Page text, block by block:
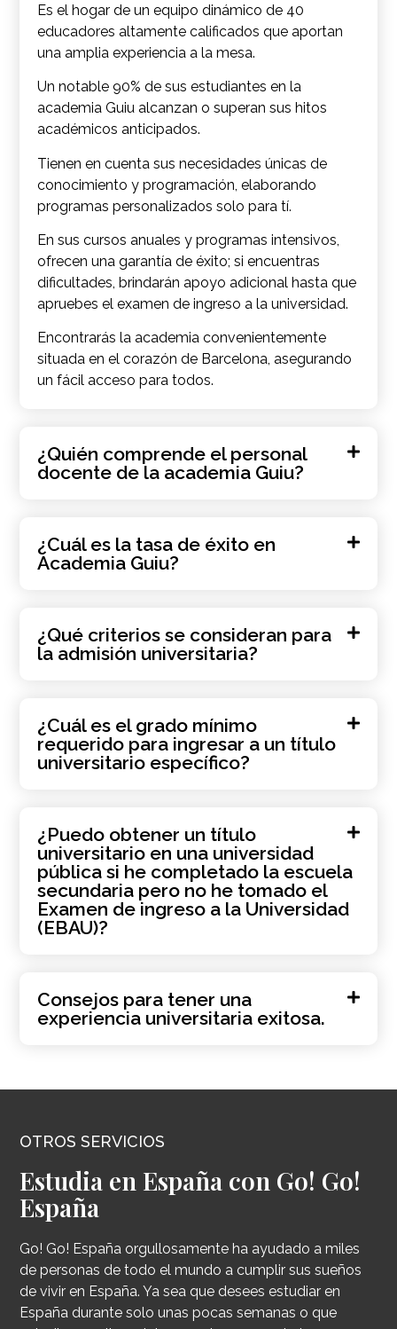
Es el hogar de un equipo dinámico de 40
educadores altamente calificados que aportan
una amplia experiencia a la mesa.
Un notable 90% de sus estudiantes en la
academia Guiu alcanzan o superan sus hitos
académicos anticipados.
Tienen en cuenta sus necesidades únicas de
conocimiento y programación, elaborando
programas personalizados solo para tí.
En sus cursos anuales y programas intensivos,
ofrecen una garantía de éxito; si encuentras
dificultades, brindarán apoyo adicional hasta que
apruebes el examen de ingreso a la universidad.
Encontrarás la academia convenientemente
situada en el corazón de Barcelona, ​​asegurando
un fácil acceso para todos.
¿Quién comprende el personal
docente de la academia Guiu?
¿Cuál es la tasa de éxito en
Academia Guiu?
¿Qué criterios se consideran para
la admisión universitaria?
¿Cuál es el grado mínimo
requerido para ingresar a un título
universitario específico?
¿Puedo obtener un título
universitario en una universidad
pública si he completado la escuela
secundaria pero no he tomado el
Examen de ingreso a la Universidad
(EBAU)?
Consejos para tener una
experiencia universitaria exitosa.
OTROS SERVICIOS
Estudia en España con Go! Go!
España
Go! Go! España orgullosamente ha ayudado a miles
de personas de todo el mundo a cumplir sus sueños
de vivir en España. Ya sea que desees estudiar en
España durante solo unas pocas semanas o que